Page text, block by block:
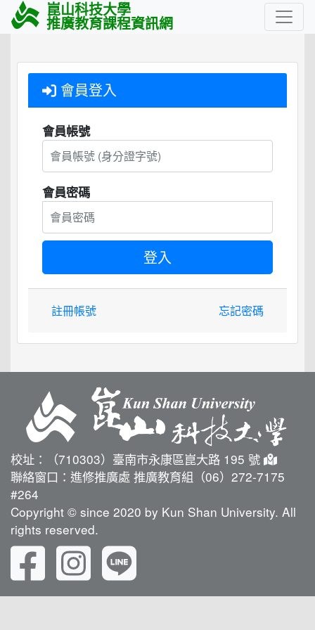
崑山科技大學
推廣教育課程資訊網
會員登入
會員帳號
會員密碼
註冊帳號 忘記密碼
校址：（710303）臺南市永康區崑大路 195 號
聯絡窗口：進修推廣處 推廣教育組（06）272-7175
#264
Copyright © since 2020 by Kun Shan University. All
rights reserved.